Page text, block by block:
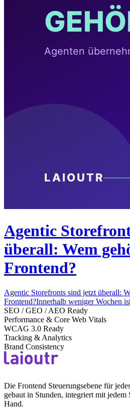
Agentic
überall: Wem
Frontend?
Agentic Storefronts sind jetzt überall:
Frontend?Innerhalb weniger Wochen
SEO / GEO / AEO Ready
Performance & Core Web Vitals
WCAG 3.0 Ready
Tracking & Analytics
Brand Consistency
Die Frontend Steuerungsebene für
gebaut in Stunden, integriert mit
Hand.